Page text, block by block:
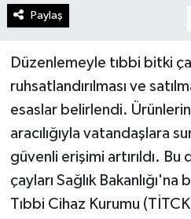
Paylaş
Düzenlemeyle tıbbi bitki
ruhsatlandırılması ve
esaslar belirlendi.
aracılığıyla vatandaşlara
güvenli erişimi artırıldı.
çayları Sağlık Bakanlığı'na
Tıbbi Cihaz Kurumu